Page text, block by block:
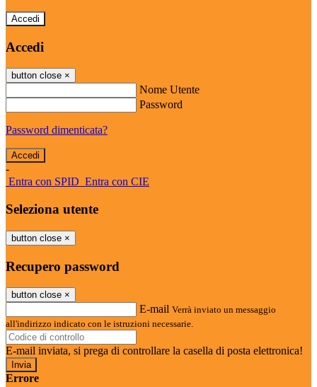
Accedi
Accedi
button close ×
Nome Utente
Password
Password dimenticata?
-
Entra con SPID Entra con CIE
Seleziona utente
button close ×
Recupero password
button close ×
E-mail Verrà inviato un messaggio
all'indirizzo indicato con le istruzioni necessarie.
E-mail inviata, si prega di controllare la casella di posta elettronica!
Errore